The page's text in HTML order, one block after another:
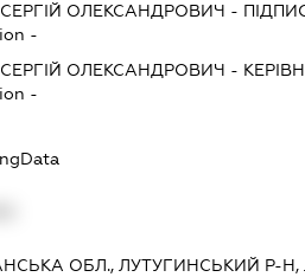
ОЛЕКСАНДРОВИЧ -
-
ОЛЕКСАНДРОВИЧ -
-
ОБЛ., ЛУТУГИНСЬКИЙ Р-Н,